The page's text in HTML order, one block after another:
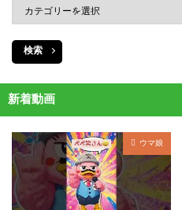
検索
新着動画
ウマ娘